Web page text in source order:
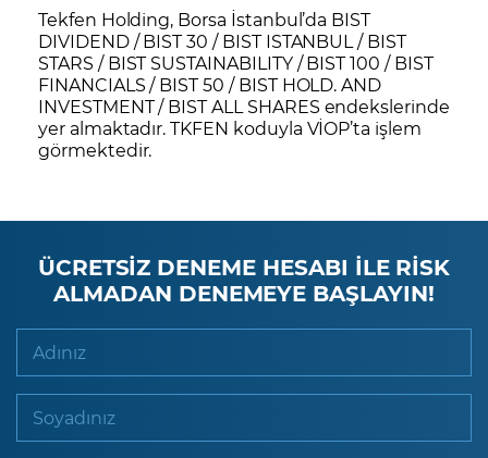
Tekfen Holding, Borsa İstanbul’da BIST
DIVIDEND / BIST 30 / BIST ISTANBUL / BIST
STARS / BIST SUSTAINABILITY / BIST 100 / BIST
FINANCIALS / BIST 50 / BIST HOLD. AND
INVESTMENT / BIST ALL SHARES endekslerinde
yer almaktadır.TKFEN koduyla VİOP’ta işlem
görmektedir.
ÜCRETSİZ DENEME HESABI İLE RİSK
ALMADAN DENEMEYE BAŞLAYIN!
Adınız
Soyadınız